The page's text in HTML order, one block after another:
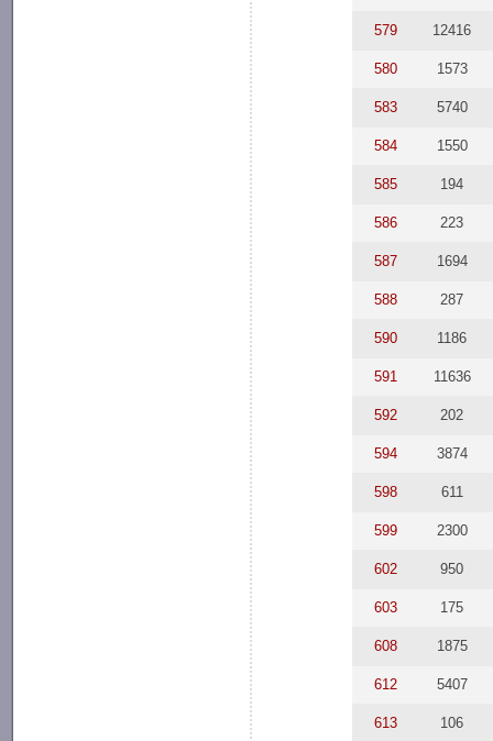
579 12416
580 1573
583 5740
584 1550
585 194
586 223
587 1694
588 287
590 1186
591 11636
592 202
594 3874
598 611
599 2300
602 950
603 175
608 1875
612 5407
613 106